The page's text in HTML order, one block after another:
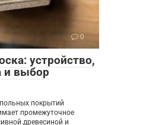
0
устройство,
и выбор
покрытий
промежуточное
древесиной и